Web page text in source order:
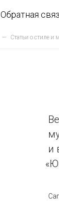
Обратная
Статьи о стиле и
и